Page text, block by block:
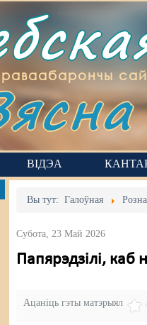
ВІДЭА
Вы тут:Галоўная
Субота, 23 Май 2026
Папярэдзілі, каб
Ацаніць гэты матэрыял